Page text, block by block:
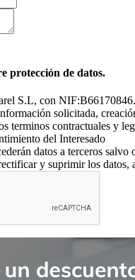
protección de datos.
S.L, con NIF:B66170846.
solicitada,
terminos contractuales y
del Interesado
datos a terceros
y suprimir los